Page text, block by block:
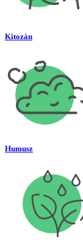
Kitozán
Humusz